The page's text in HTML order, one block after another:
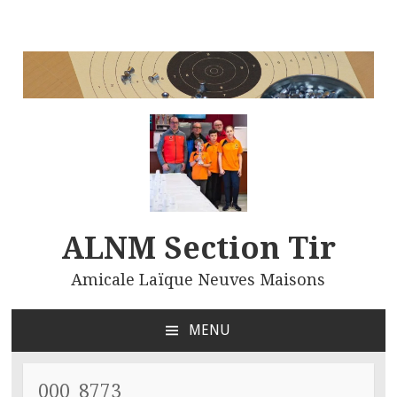
ALNM Section Tir
Amicale Laïque Neuves Maisons
MENU
CONTENU
000_8773